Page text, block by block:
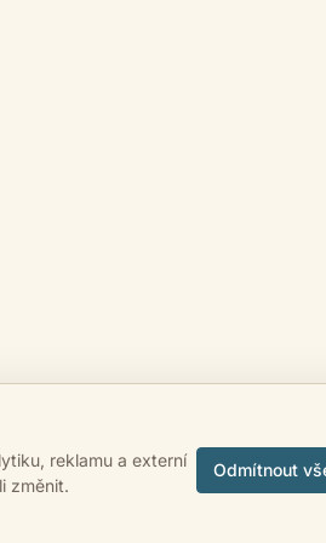
reklamu a externí
změnit.
Odmítnout